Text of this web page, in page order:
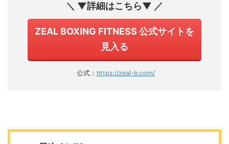
＼ ▼詳細はこちら▼ ／
ZEAL BOXING FITNESS 公式サイトを
見入る
公式： https://zeal-b.com/